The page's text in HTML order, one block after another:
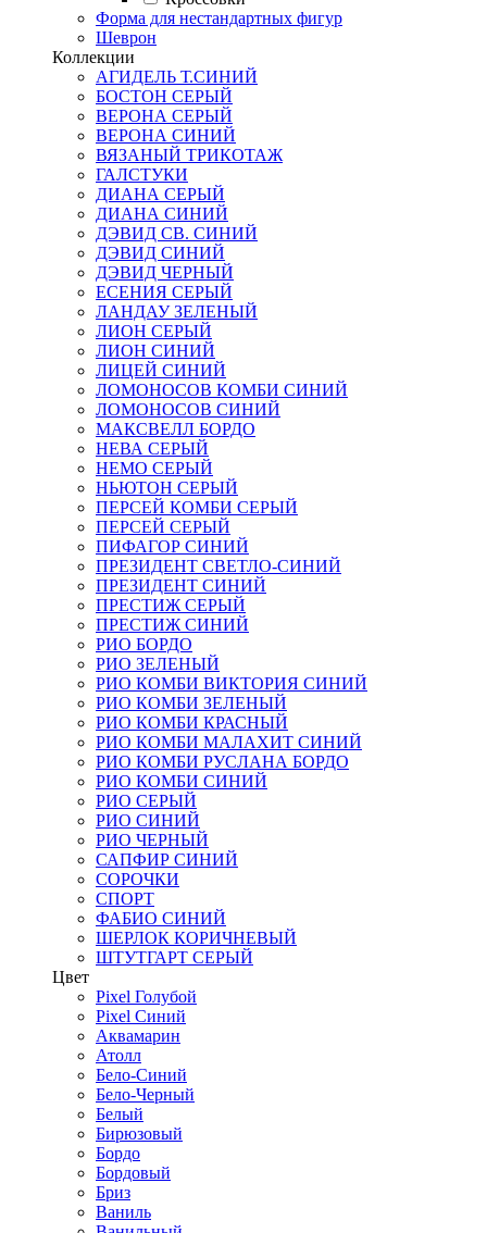
Форма для нестандартных фигур
Шеврон
Коллекции
АГИДЕЛЬ Т.СИНИЙ
БОСТОН СЕРЫЙ
ВЕРОНА СЕРЫЙ
ВЕРОНА СИНИЙ
ВЯЗАНЫЙ ТРИКОТАЖ
ГАЛСТУКИ
ДИАНА СЕРЫЙ
ДИАНА СИНИЙ
ДЭВИД СВ. СИНИЙ
ДЭВИД СИНИЙ
ДЭВИД ЧЕРНЫЙ
ЕСЕНИЯ СЕРЫЙ
ЛАНДАУ ЗЕЛЕНЫЙ
ЛИОН СЕРЫЙ
ЛИОН СИНИЙ
ЛИЦЕЙ СИНИЙ
ЛОМОНОСОВ КОМБИ СИНИЙ
ЛОМОНОСОВ СИНИЙ
МАКСВЕЛЛ БОРДО
НЕВА СЕРЫЙ
НЕМО СЕРЫЙ
НЬЮТОН СЕРЫЙ
ПЕРСЕЙ КОМБИ СЕРЫЙ
ПЕРСЕЙ СЕРЫЙ
ПИФАГОР СИНИЙ
ПРЕЗИДЕНТ СВЕТЛО-СИНИЙ
ПРЕЗИДЕНТ СИНИЙ
ПРЕСТИЖ СЕРЫЙ
ПРЕСТИЖ СИНИЙ
РИО БОРДО
РИО ЗЕЛЕНЫЙ
РИО КОМБИ ВИКТОРИЯ СИНИЙ
РИО КОМБИ ЗЕЛЕНЫЙ
РИО КОМБИ КРАСНЫЙ
РИО КОМБИ МАЛАХИТ СИНИЙ
РИО КОМБИ РУСЛАНА БОРДО
РИО КОМБИ СИНИЙ
РИО СЕРЫЙ
РИО СИНИЙ
РИО ЧЕРНЫЙ
САПФИР СИНИЙ
СОРОЧКИ
СПОРТ
ФАБИО СИНИЙ
ШЕРЛОК КОРИЧНЕВЫЙ
ШТУТГАРТ СЕРЫЙ
Цвет
Pixel Голубой
Pixel Синий
Аквамарин
Атолл
Бело-Синий
Бело-Черный
Белый
Бирюзовый
Бордо
Бордовый
Бриз
Ваниль